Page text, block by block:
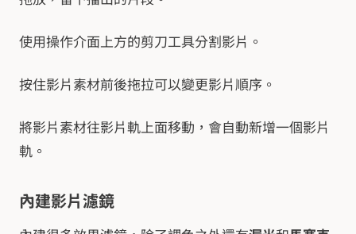
使用操作介面上方的剪刀工具分割影片。
按住影片素材前後拖拉可以變更影片順序。
將影片素材往影片軌上面移動，會自動新增一個影片
軌。
內建影片濾鏡